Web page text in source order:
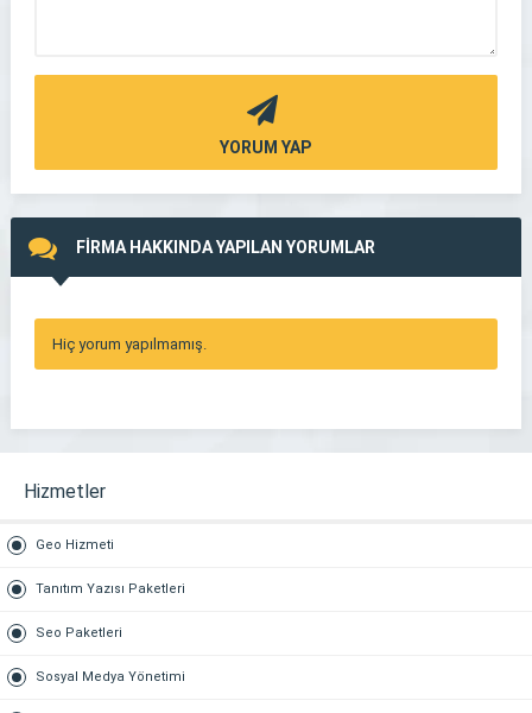
YORUM YAP
FİRMA HAKKINDA YAPILAN YORUMLAR
Hiç yorum yapılmamış.
Hizmetler
Geo Hizmeti
Tanıtım Yazısı Paketleri
Seo Paketleri
Sosyal Medya Yönetimi